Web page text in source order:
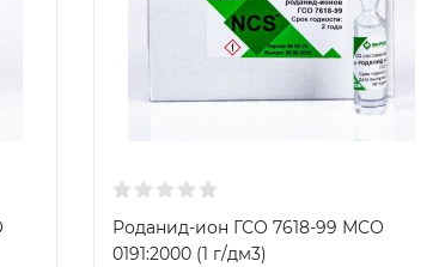
Роданид-ион ГСО 7618-99 МСО
0191:2000 (1 г/дм3)